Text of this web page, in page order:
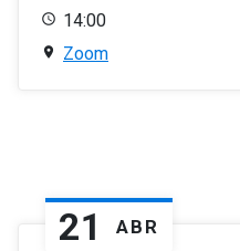
14:00
Zoom
21 ABR